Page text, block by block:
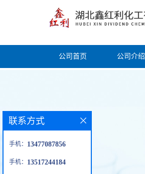
公司首页 公司介绍
联系方式
手机： 13477087856
手机： 13517244184